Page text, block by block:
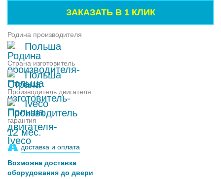
Родина производителя
Польша
Страна изготовитель
Польша
Производитель двигателя
Iveco
гарантия
12 мес.
доставка и оплата
Возможна доставка
оборудования до двери